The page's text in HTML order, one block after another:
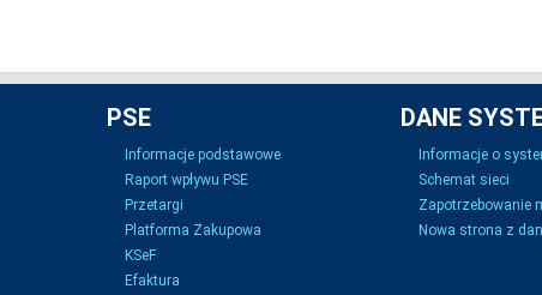
PSE
Informacje podstawowe
Raport wpływu PSE
Przetargi
Platforma Zakupowa
KSeF
Efaktura
DANE
Informacje o
Schemat sieci
Zapotrzebowanie
Nowa strona z